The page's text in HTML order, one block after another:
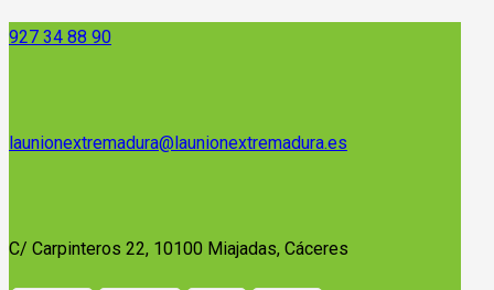
927 34 88 90
launionextremadura@launionextremadura.es
C/ Carpinteros 22, 10100 Miajadas, Cáceres